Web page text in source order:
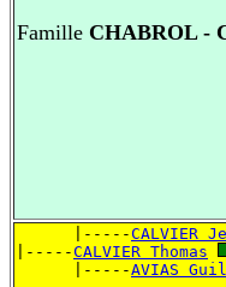
FamilleCHABROL -
      |-----
CALVIER
|-----CALVIER Thomas
      |-----
AVIAS